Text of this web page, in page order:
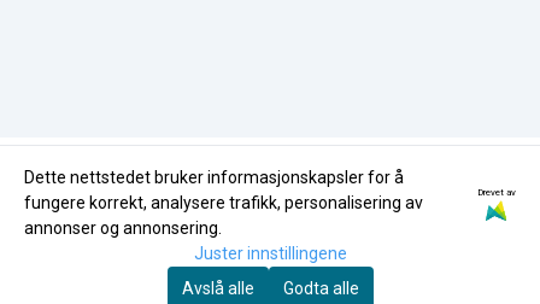
Dette nettstedet bruker informasjonskapsler for å
fungere korrekt, analysere trafikk, personalisering av
annonser og annonsering.
Drevet av
Juster innstillingene
Avslå alle
Godta alle